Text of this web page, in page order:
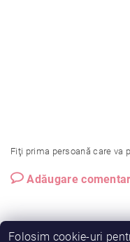
Fiţi prima persoană care va
Adăugare
Folosim cookie-uri